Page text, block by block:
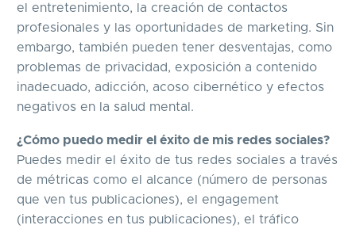
el entretenimiento, la creación de contactos
profesionales y las oportunidades de marketing. Sin
embargo, también pueden tener desventajas, como
problemas de privacidad, exposición a contenido
inadecuado, adicción, acoso cibernético y efectos
negativos en la salud mental.
¿Cómo puedo medir el éxito de mis redes sociales?
Puedes medir el éxito de tus redes sociales a través
de métricas como el alcance (número de personas
que ven tus publicaciones), el engagement
(interacciones en tus publicaciones), el tráfico